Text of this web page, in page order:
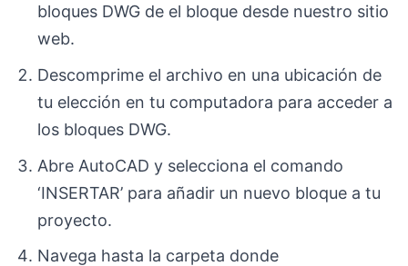
bloques DWG de el bloque desde nuestro sitio
web.
Descomprime el archivo en una ubicación de
tu elección en tu computadora para acceder a
los bloques DWG.
Abre AutoCAD y selecciona el comando
‘INSERTAR’ para añadir un nuevo bloque a tu
proyecto.
Navega hasta la carpeta donde